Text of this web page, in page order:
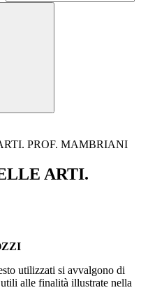
PROF. MAMBRIANI
ARTI.
utilizzati si avvalgono di
alle finalità illustrate nella